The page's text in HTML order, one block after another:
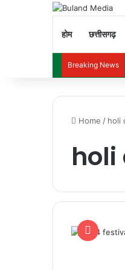
होम छत्तीसगढ़
Breaking News
Home / holi
holi